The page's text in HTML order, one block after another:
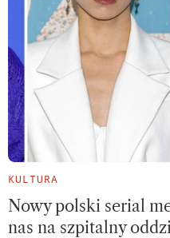
KULTURA
Nowy polski serial
nas na szpitalny